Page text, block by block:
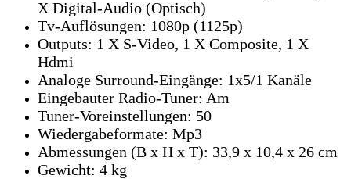
X Digital-Audio (Optisch)
Tv-Auflösungen: 1080p (1125p)
Outputs: 1 X S-Video, 1 X Composite, 1 X
Hdmi
Analoge Surround-Eingänge: 1x5/1 Kanäle
Eingebauter Radio-Tuner: Am
Tuner-Voreinstellungen: 50
Wiedergabeformate: Mp3
Abmessungen (B x H x T): 33,9 x 10,4 x 26 cm
Gewicht: 4 kg